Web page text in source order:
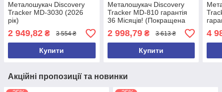
Металошукач Discovery
Tracker MD-3030 (2026
рік)
2 949,82 ₴ 3 554 ₴
Купити
Металошукач Discovery
Tracker MD-810 гарантія
36 Місяців! (Покращена
версія 2026 року)
2 998,79₴ 3 613 ₴
Купити
4
Акційні пропозиції та новинки